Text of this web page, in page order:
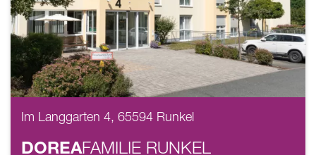
Im Langgarten 4, 65594 Runkel
DOREAFAMILIE RUNKEL